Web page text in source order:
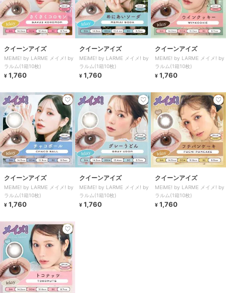
クイーンアイズ
MEiME! by LARME メイメ! by
ラルム(1箱10枚)
¥ 1,760
クイーンアイズ
MEiME! by LARME メイメ! by
ラルム(1箱10枚)
¥ 1,760
クイーンアイズ
MEiME! by LARME メイメ! by
ラルム(1箱10枚)
¥ 1,760
クイーンアイズ
MEiME! by LARME メイメ! by
ラルム(1箱10枚)
¥ 1,760
クイーンアイズ
MEiME! by LARME メイメ! by
ラルム(1箱10枚)
¥ 1,760
クイーンアイズ
MEiME! by LARME メイメ! by
ラルム(1箱10枚)
¥ 1,760